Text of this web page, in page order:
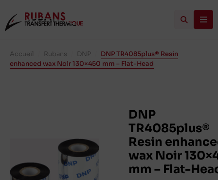
Accueil Rubans DNP
DNP TR4085plus® Resin
enhanced wax Noir 130×450 mm – Flat-Head
DNP
TR4085plus®
Resin
wax Noir
mm – Flat-